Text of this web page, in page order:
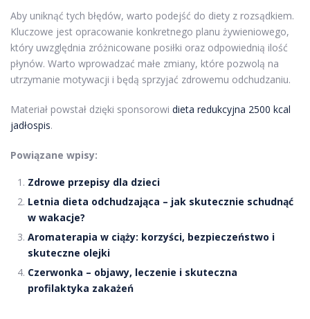
Aby uniknąć tych błędów, warto podejść do diety z rozsądkiem.
Kluczowe jest opracowanie konkretnego planu żywieniowego,
który uwzględnia zróżnicowane posiłki oraz odpowiednią ilość
płynów. Warto wprowadzać małe zmiany, które pozwolą na
utrzymanie motywacji i będą sprzyjać zdrowemu odchudzaniu.
Materiał powstał dzięki sponsorowi dieta redukcyjna 2500 kcal
jadłospis.
Powiązane wpisy:
Zdrowe przepisy dla dzieci
Letnia dieta odchudzająca – jak skutecznie schudnąć
w wakacje?
Aromaterapia w ciąży: korzyści, bezpieczeństwo i
skuteczne olejki
Czerwonka – objawy, leczenie i skuteczna
profilaktyka zakażeń